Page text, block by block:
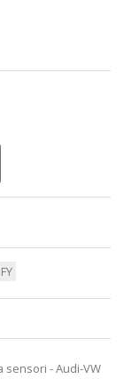
- Audi-VW